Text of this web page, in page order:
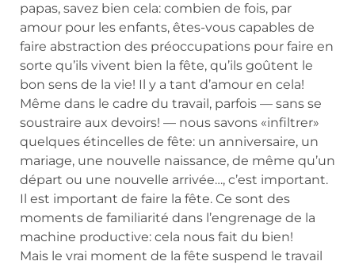
papas, savez bien cela: combien de fois, par
amour pour les enfants, êtes-vous capables de
faire abstraction des préoccupations pour faire en
sorte qu’ils vivent bien la fête, qu’ils goûtent le
bon sens de la vie! Il y a tant d’amour en cela!
Même dans le cadre du travail, parfois — sans se
soustraire aux devoirs! — nous savons «infiltrer»
quelques étincelles de fête: un anniversaire, un
mariage, une nouvelle naissance, de même qu’un
départ ou une nouvelle arrivée…, c’est important.
Il est important de faire la fête. Ce sont des
moments de familiarité dans l’engrenage de la
machine productive: cela nous fait du bien!
Mais le vrai moment de la fête suspend le travail